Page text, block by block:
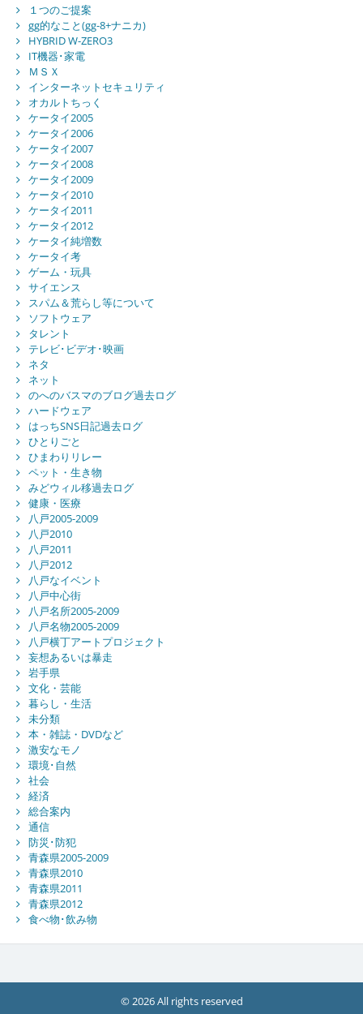
１つのご提案
gg的なこと(gg-8+ナニカ)
HYBRID W-ZERO3
IT機器･家電
ＭＳＸ
インターネットセキュリティ
オカルトちっく
ケータイ2005
ケータイ2006
ケータイ2007
ケータイ2008
ケータイ2009
ケータイ2010
ケータイ2011
ケータイ2012
ケータイ純増数
ケータイ考
ゲーム・玩具
サイエンス
スパム＆荒らし等について
ソフトウェア
タレント
テレビ･ビデオ･映画
ネタ
ネット
のへのバスマのブログ過去ログ
ハードウェア
はっちSNS日記過去ログ
ひとりごと
ひまわりリレー
ペット・生き物
みどウィル移過去ログ
健康・医療
八戸2005-2009
八戸2010
八戸2011
八戸2012
八戸なイベント
八戸中心街
八戸名所2005-2009
八戸名物2005-2009
八戸横丁アートプロジェクト
妄想あるいは暴走
岩手県
文化・芸能
暮らし・生活
未分類
本・雑誌・DVDなど
激安なモノ
環境･自然
社会
経済
総合案内
通信
防災･防犯
青森県2005-2009
青森県2010
青森県2011
青森県2012
食べ物･飲み物
© 2026 All rights reserved